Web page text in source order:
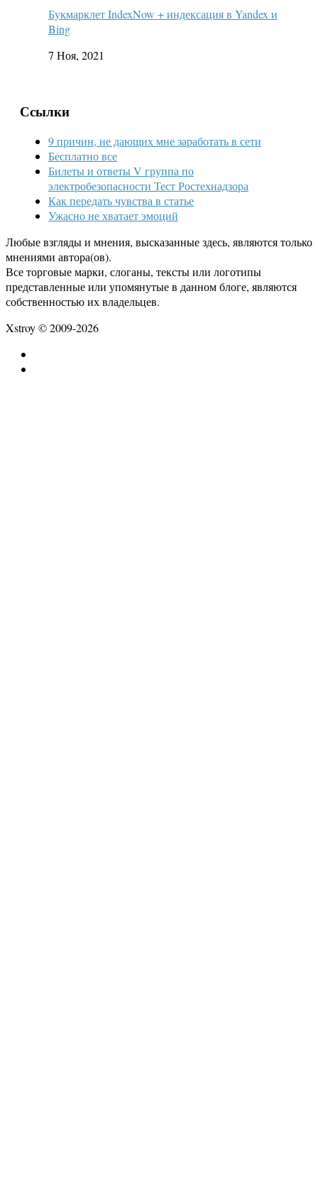
Букмарклет IndexNow + индексация в Yandex и
Bing
7 Ноя, 2021
Ссылки
9 причин, не дающих мне заработать в сети
Бесплатно все
Билеты и ответы V группа по
электробезопасности Тест Ростехнадзора
Как передать чувства в статье
Ужасно не хватает эмоций
Любые взгляды и мнения, высказанные здесь, являются только
мнениями автора(ов).
Все торговые марки, слоганы, тексты или логотипы
представленные или упомянутые в данном блоге, являются
собственностью их владельцев.
Xstroy © 2009-2026